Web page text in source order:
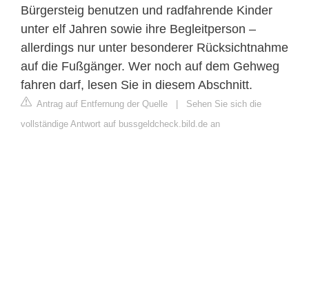
Bürgersteig benutzen und radfahrende Kinder
unter elf Jahren sowie ihre Begleitperson –
allerdings nur unter besonderer Rücksichtnahme
auf die Fußgänger. Wer noch auf dem Gehweg
fahren darf, lesen Sie in diesem Abschnitt.
Antrag auf Entfernung der Quelle
Sehen Sie sich die
vollständige Antwort auf bussgeldcheck.bild.de an